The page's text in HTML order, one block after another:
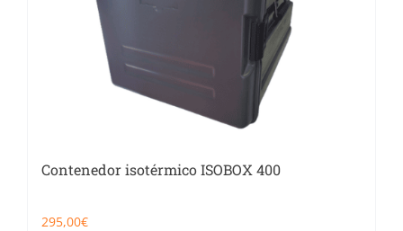
Contenedor isotérmico ISOBOX 400
295,00€